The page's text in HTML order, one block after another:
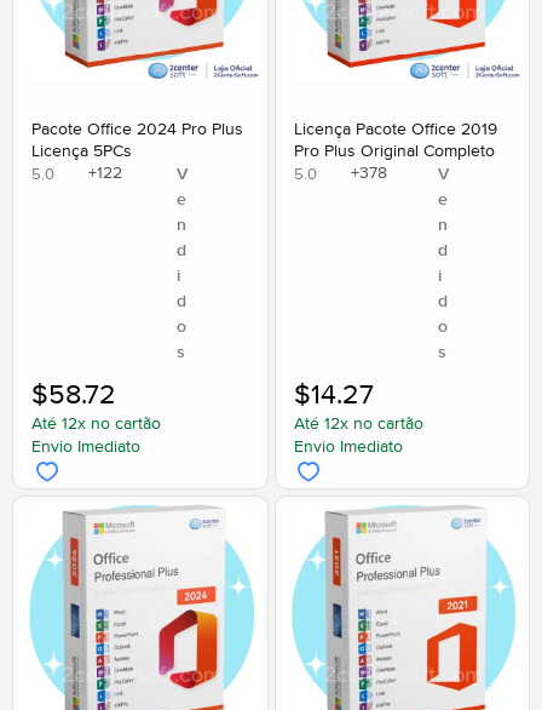
Pacote Office 2024 Pro Plus
Licença 5PCs
5.0 +122
V
e
n
d
i
d
o
s
Até 12x no cartão
Envio Imediato
$58.72
Licença Pacote Office 2019
Pro Plus Original Completo
5.0 +378
V
e
n
d
i
d
o
s
Até 12x no cartão
Envio Imediato
$14.27